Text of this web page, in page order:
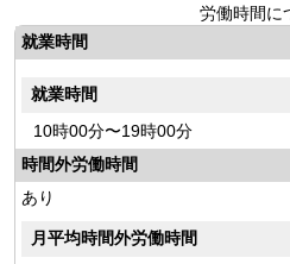
労働時間に
就業時間
就業時間
10時00分〜19時00分
時間外労働時間
あり
月平均時間外労働時間